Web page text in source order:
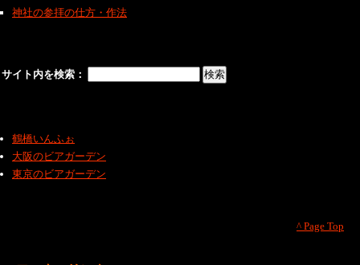
神社の参拝の仕方・作法
サイト内を検索：
鶴橋いんふぉ
大阪のビアガーデン
東京のビアガーデン
^ Page Top